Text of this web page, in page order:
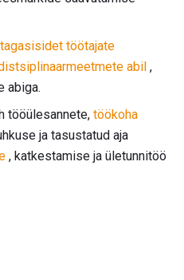
töötajate
abil ,
abiga.
tööülesannete, töökoha
ja tasustatud aja
, katkestamise ja ületunnitöö